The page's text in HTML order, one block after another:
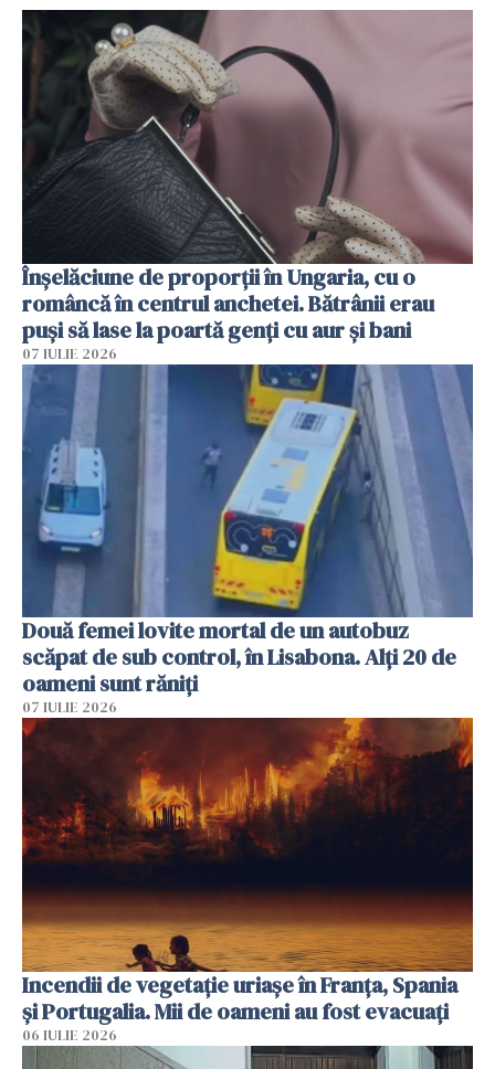
Înșelăciune de proporții în Ungaria, cu o
româncă în centrul anchetei. Bătrânii erau
puși să lase la poartă genți cu aur și bani
07 IULIE 2026
Două femei lovite mortal de un autobuz
scăpat de sub control, în Lisabona. Alți 20 de
oameni sunt răniți
07 IULIE 2026
Incendii de vegetație uriașe în Franța, Spania
și Portugalia. Mii de oameni au fost evacuați
06 IULIE 2026